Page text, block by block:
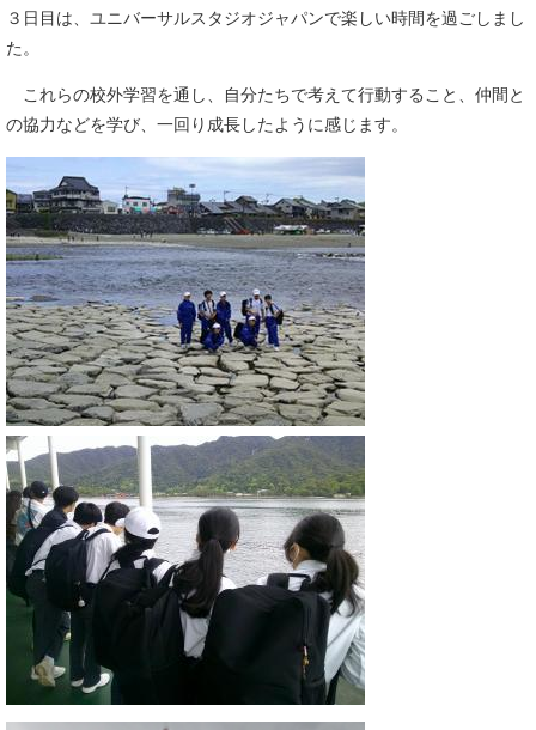
３日目は、ユニバーサルスタジオジャパンで楽しい時間を過ごしまし
た。
これらの校外学習を通し、自分たちで考えて行動すること、仲間と
の協力などを学び、一回り成長したように感じます。